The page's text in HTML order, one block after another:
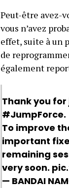
Peut-être avez-
vous n’avez
effet, suite à un
de
également
Thank you
#JumpForce.
To improve
important
remaining
very soon.
— BANDAI